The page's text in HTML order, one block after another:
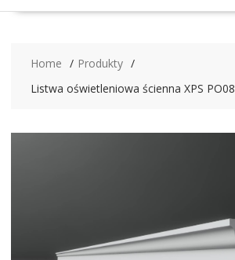
Home
Produkty
Listwa oświetleniowa ścienna XPS PO08